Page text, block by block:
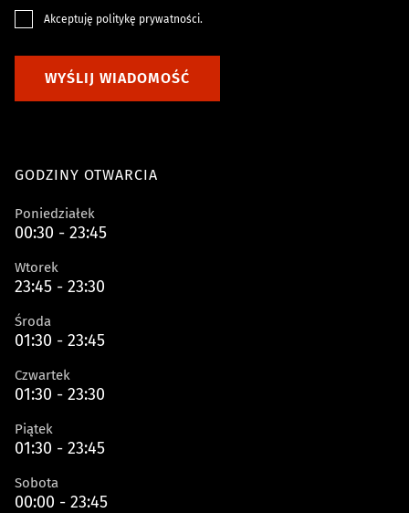
GODZINY OTWARCIA
Poniedziałek
00:30 - 23:45
Wtorek
23:45 - 23:30
Środa
01:30 - 23:45
Czwartek
01:30 - 23:30
Piątek
01:30 - 23:45
Sobota
00:00 - 23:45
Akceptuję politykę prywatności.
WYŚLIJ WIADOMOŚĆ